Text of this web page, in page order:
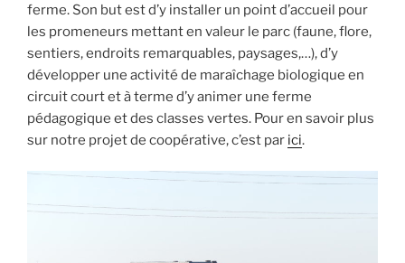
ferme. Son but est d’y installer un point d’accueil pour
les promeneurs mettant en valeur le parc (faune, flore,
sentiers, endroits remarquables, paysages,…), d’y
développer une activité de maraîchage biologique en
circuit court et à terme d’y animer une ferme
pédagogique et des classes vertes. Pour en savoir plus
sur notre projet de coopérative, c’est par ici.